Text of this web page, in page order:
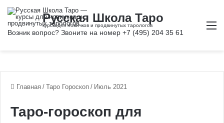
Главная / Таро Гороскоп / Июль 2021
Таро-гороскоп для